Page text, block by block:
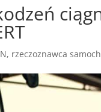
, rzeczoznawca